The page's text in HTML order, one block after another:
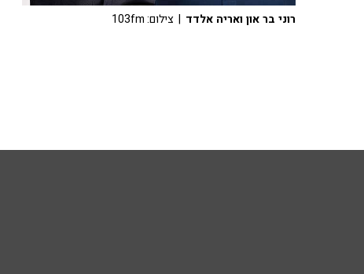
רוני בר און ואריה אלדד | צילום: 103fm